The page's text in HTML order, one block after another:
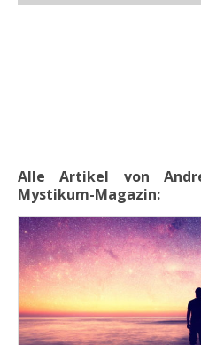
Alle Artikel von
Mystikum-Magazin: